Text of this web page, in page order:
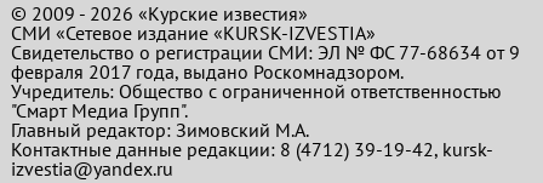
© 2009 - 2026 «Курские известия»
СМИ «Сетевое издание «KURSK-IZVESTIA»
Свидетельство о регистрации СМИ: ЭЛ № ФС 77-68634 от 9
февраля 2017 года, выдано Роскомнадзором.
Учредитель: Общество с ограниченной ответственностью
"Смарт Медиа Групп".
Главный редактор:Зимовский М.А.
Контактные данные редакции: 8 (4712) 39-19-42, kursk-
izvestia@yandex.ru